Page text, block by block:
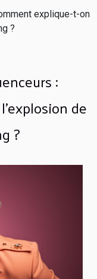
explique-t-on
?
:
de
?